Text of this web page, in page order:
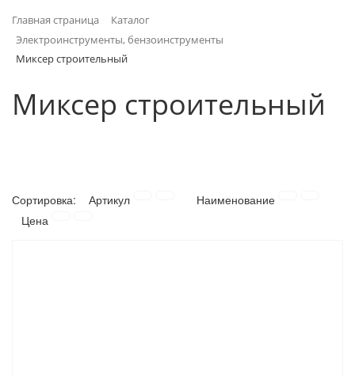
ИНТЕРЬЕР
КАНЦТОВАРЫ
КЛИМАТИЧЕСКАЯ ТЕХНИКА
НАСОСНОЕ ОБОРУДОВАНИЕ
Главная страница
Каталог
Электроинструменты, бензоинструменты
Миксер строительный
Миксер строительный
Сортировка: Артикул
Наименование
Цена